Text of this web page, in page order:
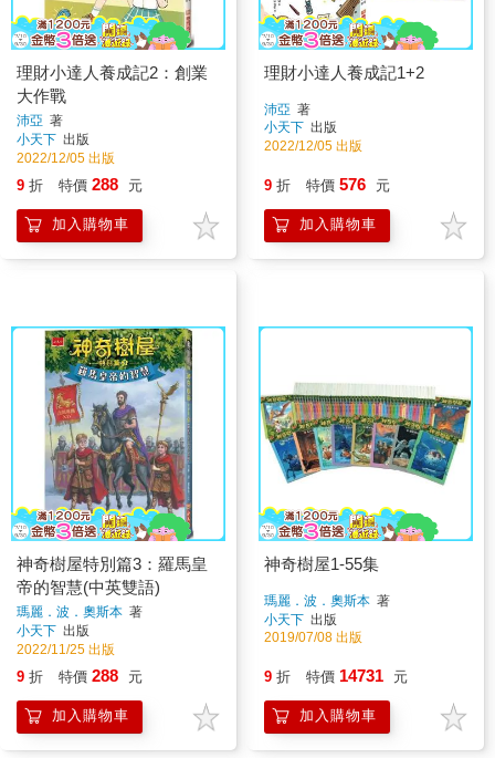
理財小達人養成記2：創業
大作戰
沛亞 著
小天下 出版
2022/12/05 出版
9 折 特價 288 元
加入購物車
理財小達人養成記1+2
沛亞 著
小天下 出版
2022/12/05 出版
9 折 特價 576 元
加入購物車
神奇樹屋特別篇3：羅馬皇
帝的智慧(中英雙語)
瑪麗．波．奧斯本 著
小天下 出版
2022/11/25 出版
9 折 特價 288 元
加入購物車
神奇樹屋1-55集
瑪麗．波．奧斯本 著
小天下 出版
2019/07/08 出版
9 折 特價 14731 元
加入購物車